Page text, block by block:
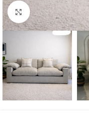
Click to enlarge